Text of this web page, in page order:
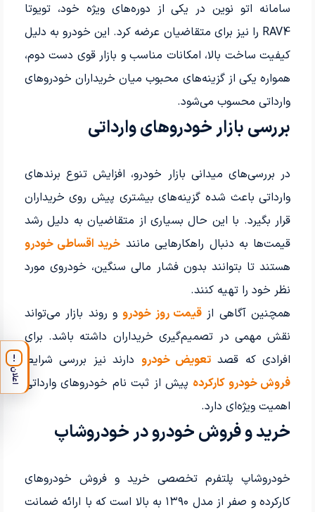
سامانه اتو نوین در یکی از دوره‌های ویژه خود، تویوتا
RAV4 را نیز برای متقاضیان عرضه کرد. این خودرو به دلیل
کیفیت ساخت بالا، امکانات مناسب و بازار قوی دست دوم،
همواره یکی از گزینه‌های محبوب میان خریداران خودروهای
وارداتی محسوب می‌شود.
بررسی بازار خودروهای وارداتی
در بررسی‌های میدانی بازار خودرو، افزایش تنوع برندهای
وارداتی باعث شده گزینه‌های بیشتری پیش روی خریداران
قرار بگیرد. با این حال بسیاری از متقاضیان به دلیل رشد
قیمت‌ها به دنبال راهکارهایی مانند خرید اقساطی خودرو
هستند تا بتوانند بدون فشار مالی سنگین، خودروی مورد
نظر خود را تهیه کنند.
همچنین آگاهی از قیمت روز خودروو روند بازار می‌تواند
نقش مهمی در تصمیم‌گیری خریداران داشته باشد. برای
افرادی که قصدتعویض خودرو دارند نیز بررسی شرایط
فروش خودرو کارکرده پیش از ثبت نام خودروهای وارداتی
اهمیت ویژه‌ای دارد.
خرید و فروش خودرو در خودروشاپ
خودروشاپ پلتفرم تخصصی خرید و فروش خودروهای
کارکرده و صفر از مدل ۱۳۹۰ به بالا است که با ارائه ضمانت
!
اعلان